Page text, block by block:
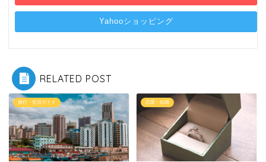
Yahooショッピング
RELATED POST
旅行・生活ガイド 恋愛・結婚